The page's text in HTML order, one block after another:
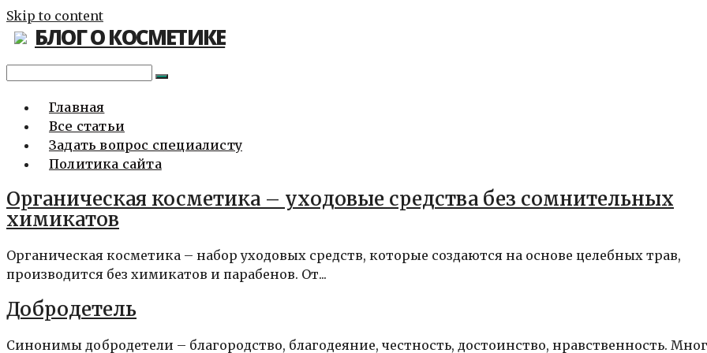
Skip to content
БЛОГ О КОСМЕТИКЕ
Главная
Все статьи
Задать вопрос специалисту
Политика сайта
Органическая косметика – уходовые средства без сомнительных
химикатов
Органическая косметика – набор уходовых средств, которые создаются на основе целебных трав,
производится без химикатов и парабенов. От...
Добродетель
Синонимы добродетели – благородство, благодеяние, честность, достоинство, нравственность.